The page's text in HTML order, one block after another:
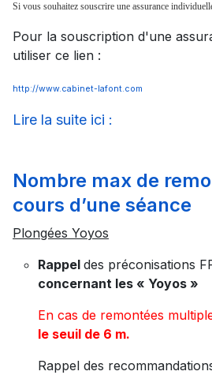
Si vous souhaitez souscrire une assurance
Pour la souscription d'une
utiliser ce lien :
http://www.cabinet-lafont.com
Lire la suite ici :
Nombre max de
cours d’une séance
Plongées Yoyos
Rappel des préconisations
concernant les « Yoyos »
En cas de remontées
le seuil de 6 m.
Rappel des